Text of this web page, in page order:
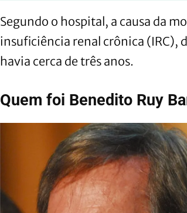
Segundo o hospital, a causa da
insuficiência renal crônica (IRC),
havia cerca de três anos.
Quem foi Benedito Ruy